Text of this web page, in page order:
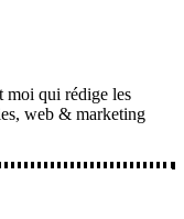
moi qui rédige les
web & marketing